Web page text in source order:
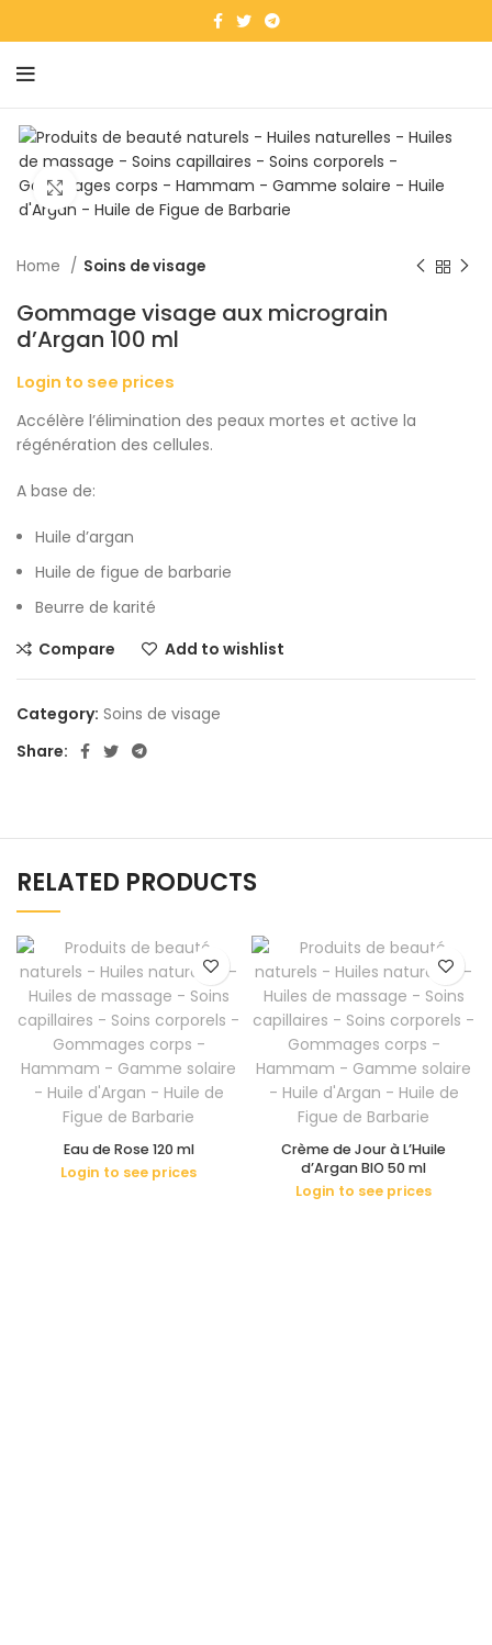
Click to enlarge
Home Soins de visage
Gommage visage aux micrograin
d’Argan 100 ml
Login to see prices
Accélère l’élimination des peaux mortes et active la
régénération des cellules.
A base de:
Huile d’argan
Huile de figue de barbarie
Beurre de karité
Compare
Add to wishlist
Category: Soins de visage
Share:
RELATED PRODUCTS
Eau de Rose 120 ml
Login to see prices
Crème de Jour à L’Huile
d’Argan BIO 50 ml
Login to see prices